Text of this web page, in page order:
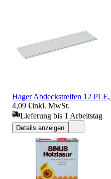
Hager Abdeckstreifen 12
4,09 €inkl. MwSt.
Lieferung bis 1 Arbeitstag
Details anzeigen